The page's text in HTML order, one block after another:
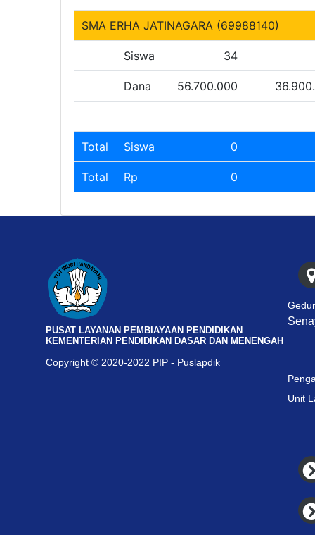
SMA ERHA JATINAGARA (69988140)
Siswa 34
Dana 56.700.000
Total Siswa 0
Total Rp 0
PUSAT LAYANAN PEMBIAYAAN PENDIDIKAN
KEMENTERIAN PENDIDIKAN DASAR DAN MENENGAH
Copyright © 2020-2022 PIP - Puslapdik
Unit